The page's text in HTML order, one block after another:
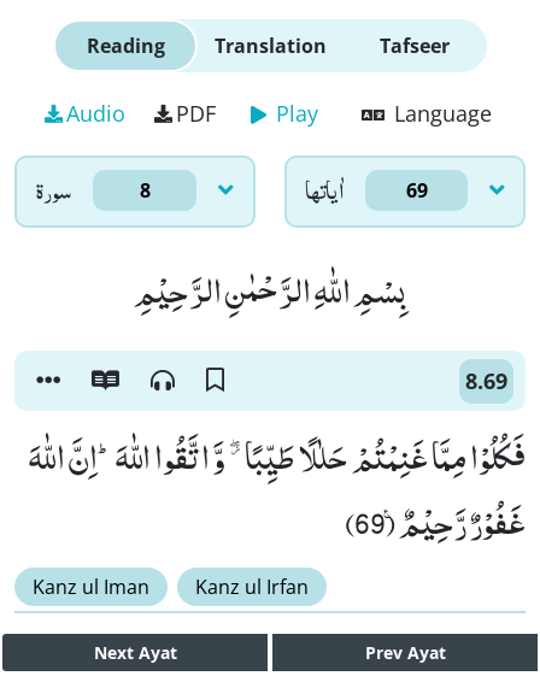
Reading Translation Tafseer
Audio PDF Play Language
سورۃ 8 اٰياتها 69
بِسْمِ اللّٰهِ الرَّحْمٰنِ الرَّحِیْمِ
8.69
فَكُلُوْا مِمَّا غَنِمْتُمْ حَلٰلًا طَیِّبًا ﳲ وَّ اتَّقُوا اللّٰهَؕ-اِنَّ اللّٰهَ
غَفُوْرٌ رَّحِیْمٌ۠ (69)
Kanz ul Iman Kanz ul Irfan
Next Ayat Prev Ayat